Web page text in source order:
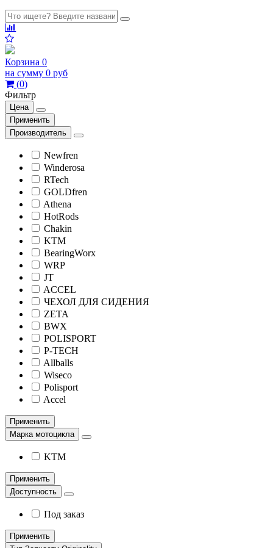
Корзина 0
на сумму 0 руб
(0)
Фильтр
Цена
Применить
Производитель
Newfren
Winderosa
RTech
GOLDfren
Athena
HotRods
Chakin
KTM
BearingWorx
WRP
JT
ACCEL
ЧЕХОЛ ДЛЯ СИДЕНИЯ
ZETA
BWX
POLISPORT
P-TECH
Allballs
Wiseco
Polisport
Accel
Применить
Марка мотоцикла
KTM
Применить
Доступность
Под заказ
Применить